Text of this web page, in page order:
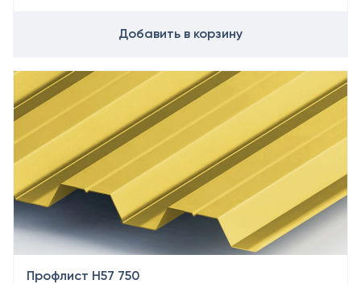
Добавить в корзину
Профлист Н57 750